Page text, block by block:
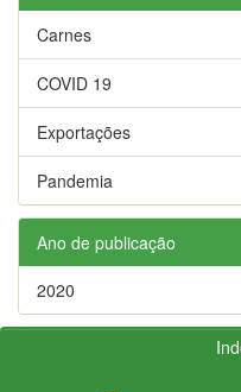
Carnes
COVID 19
Exportações
Pandemia
Ano de publicação
2020